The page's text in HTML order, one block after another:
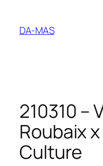
contenu
DA-MAS
210310 –
Roubaix
Culture